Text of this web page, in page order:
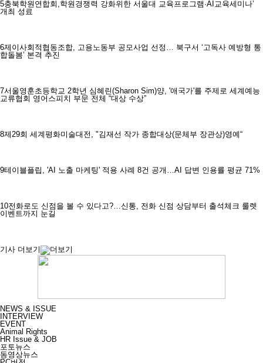
5충북학원연합회,학원경쟁력 강화위한 서울대 교육프로그램·AI교육세미나’
개최 성료
6제이사회적협동조합, 고용노동부 공모사업 선정… 북구서 ‘고독사 예방형 통
합돌봄’ 본격 추진
7서울영훈초등학교 2학년 심혜린(Sharon Sim)양, '애국가'를 주제로 세계예능
교류협회 영어스피치 부문 전체 “대상 수상”
8제29회 세계평화미술대전, "김재선 작가 종합대상(문체부 장관상)영예“
9테이블플립, 'AI 노출 마케팅' 적용 사례 8건 공개…AI 답변 인용률 평균 71%
10전화로도 신점을 볼 수 있다고?…신통, 전화 신점 상담부터 출석체크 룰렛
이벤트까지 눈길
기사 더보기
NEWS & ISSUE
INTERVIEW
EVENT
Animal Rights
HR Issue & JOB
포토뉴스
동영상뉴스